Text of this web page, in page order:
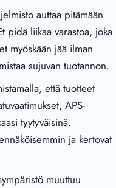
auttaa pitämään
pidä liikaa varastoa, joka
myöskään jää ilman
sujuvan tuotannon.
että tuotteet
APS-
tyytyväisinä.
ja kertovat
muuttuu